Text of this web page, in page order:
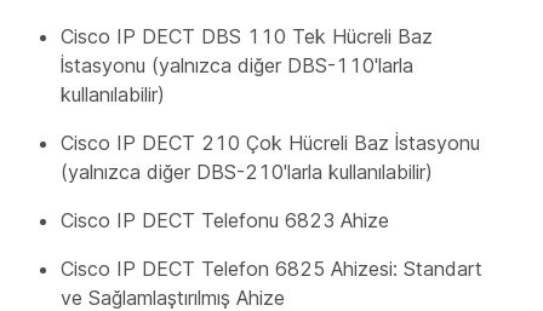
Cisco IP DECT DBS 110 Tek Hücreli Baz
İstasyonu (yalnızca diğer DBS-110'larla
kullanılabilir)
Cisco IP DECT 210 Çok Hücreli Baz İstasyonu
(yalnızca diğer DBS-210'larla kullanılabilir)
Cisco IP DECT Telefonu 6823 Ahize
Cisco IP DECT Telefon 6825 Ahizesi: Standart
ve Sağlamlaştırılmış Ahize